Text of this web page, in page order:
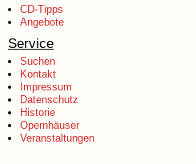
CD-Tipps
Angebote
Service
Suchen
Kontakt
Impressum
Datenschutz
Historie
Opernhäuser
Veranstaltungen